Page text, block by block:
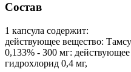
Состав
1 капсула содержит:
действующее вещество:
0,133% - 300 мг:
гидрохлорид 0,4 мг,